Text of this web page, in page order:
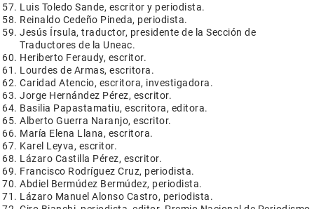
Luis Toledo Sande, escritor y periodista.
Reinaldo Cedeño Pineda, periodista.
Jesús Írsula, traductor, presidente de la Sección de
Traductores de la Uneac.
Heriberto Feraudy, escritor.
Lourdes de Armas, escritora.
Caridad Atencio, escritora, investigadora.
Jorge Hernández Pérez, escritor.
Basilia Papastamatiu, escritora, editora.
Alberto Guerra Naranjo, escritor.
María Elena Llana, escritora.
Karel Leyva, escritor.
Lázaro Castilla Pérez, escritor.
Francisco Rodríguez Cruz, periodista.
Abdiel Bermúdez Bermúdez, periodista.
Lázaro Manuel Alonso Castro, periodista.